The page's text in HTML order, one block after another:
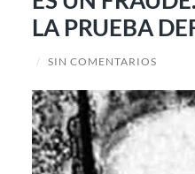
LA PRUEBA
/ SIN COMENTARIOS